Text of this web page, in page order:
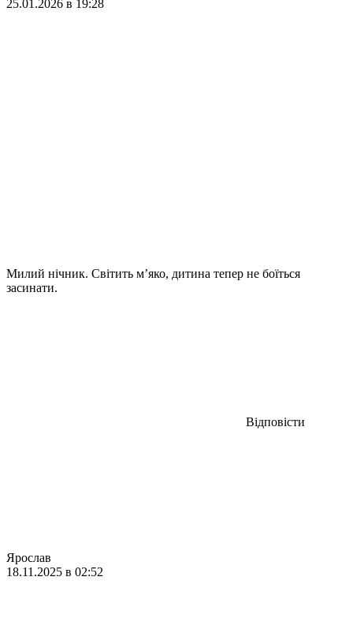
25.01.2026 в 19:28
Милий нічник. Світить м’яко, дитина тепер не боїться
засинати.
Відповісти
Ярослав
18.11.2025 в 02:52